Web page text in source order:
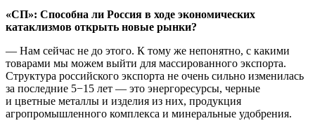
«СП»: Способна ли Россия в ходе экономических
катаклизмов открыть новые рынки?
— Нам сейчас не до этого. К тому же непонятно, с какими
товарами мы можем выйти для массированного экспорта.
Структура российского экспорта не очень сильно изменилась
за последние 5−15 лет — это энергоресурсы, черные
и цветные металлы и изделия из них, продукция
агропромышленного комплекса и минеральные удобрения.